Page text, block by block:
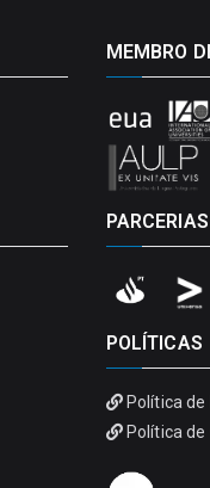
MEMBRO
PARCERIAS
POLÍTICAS
Política
Política de